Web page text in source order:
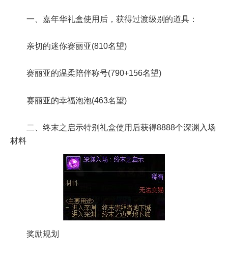
一、嘉年华礼盒使用后，获得过渡级别的道具：
亲切的迷你赛丽亚(810名望)
赛丽亚的温柔陪伴称号(790+156名望)
赛丽亚的幸福泡泡(463名望)
二、终末之启示特别礼盒使用后获得8888个深渊入场
材料
奖励规划